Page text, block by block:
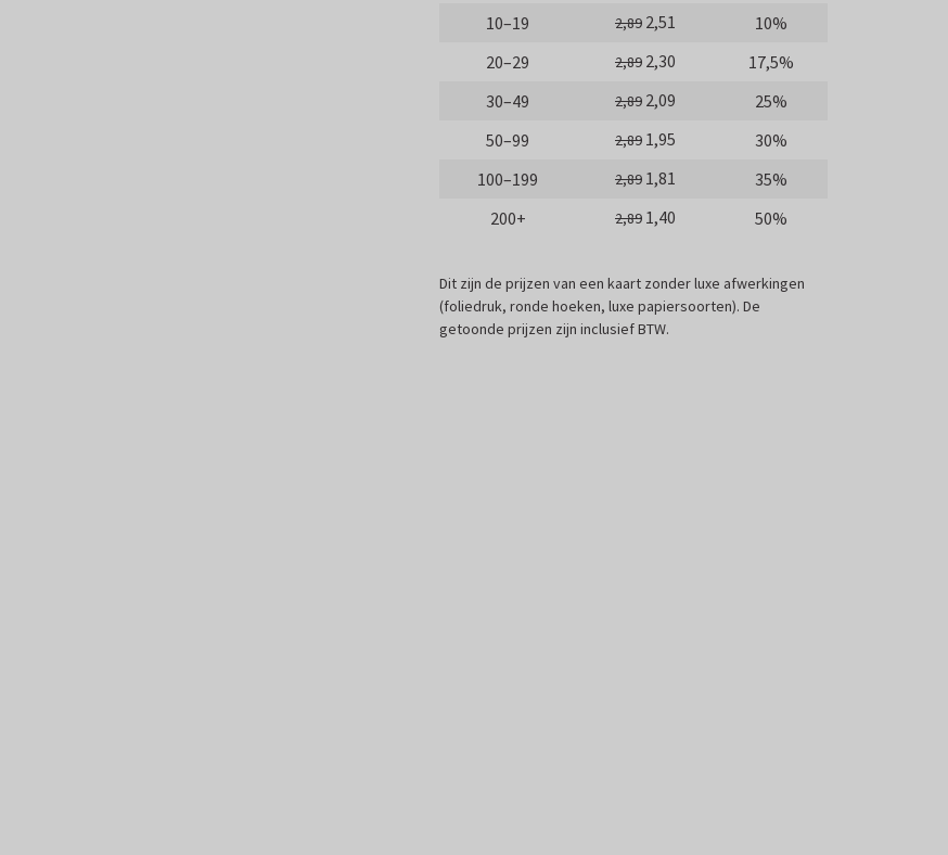
10–19
2,89 2,51
10%
20–29
2,89 2,30
17,5%
30–49
2,89 2,09
25%
50–99
2,89 1,95
30%
100–199
2,89 1,81
35%
200+
2,89 1,40 50%
Dit zijn de prijzen van een kaart zonder luxe afwerkingen
(foliedruk, ronde hoeken, luxe papiersoorten). De
getoonde prijzen zijn inclusief BTW.